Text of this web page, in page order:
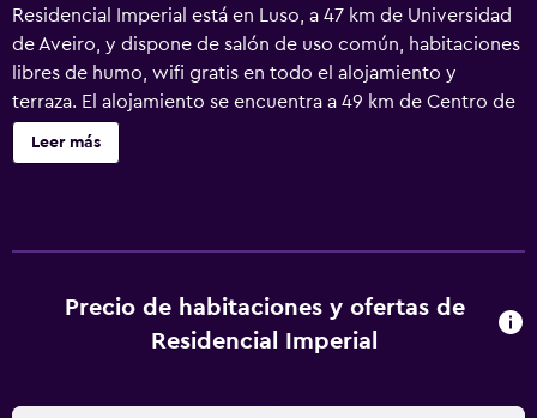
Residencial Imperial está en Luso, a 47 km de Universidad
de Aveiro, y dispone de salón de uso común, habitaciones
libres de humo, wifi gratis en todo el alojamiento y
terraza. El alojamiento se encuentra a 49 km de Centro de
congresos de Aveiro, a 8 km de Palacio de Bussaco y a 12
km de Termas de Vale da Mó. Las habitaciones cuentan
tren de Coímbra-A está a 24 km. El aeropuerto
(Aeropuerto de Viseu) está a 77 km.
Leer más
Precio de habitaciones y ofertas de
Residencial Imperial